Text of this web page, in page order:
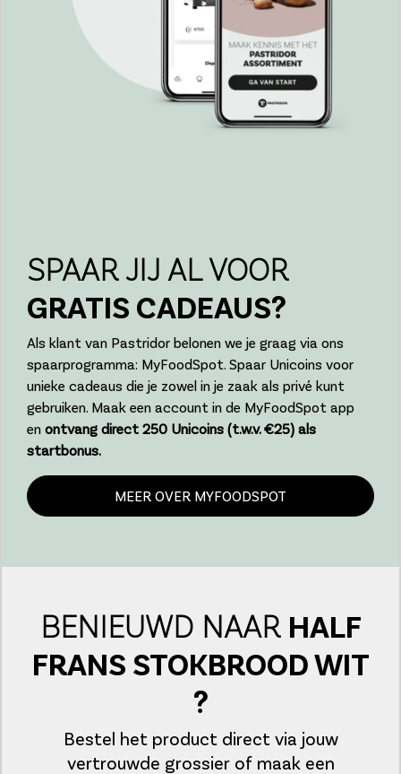
SPAAR JIJ AL VOOR
GRATIS CADEAUS?
Als klant van Pastridor belonen we je graag via ons
spaarprogramma: MyFoodSpot. Spaar Unicoins voor
unieke cadeaus die je zowel in je zaak als privé kunt
gebruiken. Maak een account in de MyFoodSpot app
en ontvang direct 250 Unicoins (t.w.v. €25) als
startbonus.
MEER OVER MYFOODSPOT
BENIEUWD NAAR HALF
FRANS STOKBROOD WIT
?
Bestel het product direct via jouw
vertrouwde grossier of maak een